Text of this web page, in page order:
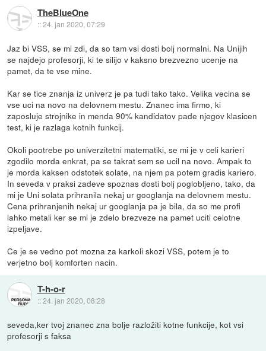
TheBlueOne
::24. jan 2020, 07:29
Jaz bi VSS, se mi zdi, da so tam vsi dosti bolj normalni. Na Unijih
se najdejo profesorji, ki te silijo v kaksno brezvezno ucenje na
pamet, da te vse mine.
Kar se tice znanja iz univerz je pa tudi tako tako. Velika vecina se
vse uci na novo na delovnem mestu. Znanec ima firmo, ki
zaposluje strojnike in menda 90% kandidatov pade njegov klasicen
test, ki je razlaga kotnih funkcij.
Okoli pootrebe po univerzitetni matematiki, se mi je v celi karieri
zgodilo morda enkrat, pa se takrat sem se ucil na novo. Ampak to
je morda kaksen odstotek solate, na njem pa potem gradis kariero.
In seveda v praksi zadeve spoznas dosti bolj poglobljeno, tako, da
mi je Uni solata prihranila nekaj ur googlanja na delovnem mestu.
Cena prihranjenih nekaj ur googlanja pa je bila, da so me profi
lahko metali ker se mi je zdelo brezveze na pamet uciti celotne
izpeljave.
Ce je se vedno pot mozna za karkoli skozi VSS, potem je to
verjetno bolj komforten nacin.
T-h-o-r
::24. jan 2020, 08:28
seveda,ker tvoj znanec zna bolje razložiti kotne funkcije, kot vsi
profesorji s faksa